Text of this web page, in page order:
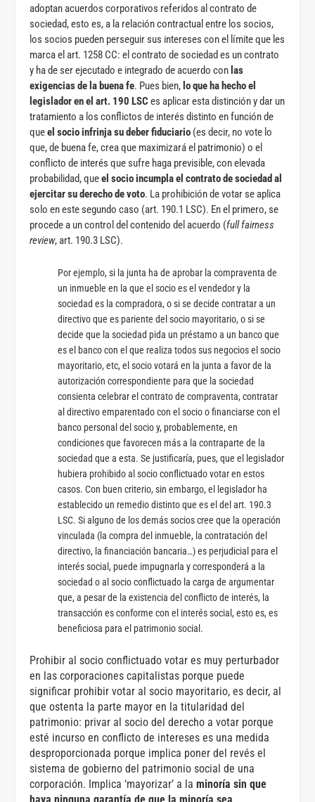
adoptan acuerdos corporativos referidos al contrato de
sociedad, esto es, a la relación contractual entre los socios,
los socios pueden perseguir sus intereses con el límite que les
marca el art. 1258 CC: el contrato de sociedad es un contrato
y ha de ser ejecutado e integrado de acuerdo con las
exigencias de la buena fe. Pues bien, lo que ha hecho el
legislador en el art. 190 LSCes aplicar esta distinción y dar un
tratamiento a los conflictos de interés distinto en función de
queel socio infrinja su deber fiduciario (es decir, no vote lo
que, de buena fe, crea que maximizará el patrimonio) o el
conflicto de interés que sufre haga previsible, con elevada
probabilidad, queel socio incumpla el contrato de sociedad al
ejercitar su derecho de voto. La prohibición de votar se aplica
solo en este segundo caso (art. 190.1 LSC). En el primero, se
procede a un control del contenido del acuerdo (full fairness
review, art. 190.3 LSC).
Por ejemplo, si la junta ha de aprobar la compraventa de
un inmueble en la que el socio es el vendedor y la
sociedad es la compradora, o si se decide contratar a un
directivo que es pariente del socio mayoritario, o si se
decide que la sociedad pida un préstamo a un banco que
es el banco con el que realiza todos sus negocios el socio
mayoritario, etc, el socio votará en la junta a favor de la
autorización correspondiente para que la sociedad
consienta celebrar el contrato de compraventa, contratar
al directivo emparentado con el socio o financiarse con el
banco personal del socio y, probablemente, en
condiciones que favorecen más a la contraparte de la
sociedad que a esta. Se justificaría, pues, que el legislador
hubiera prohibido al socio conflictuado votar en estos
casos. Con buen criterio, sin embargo, el legislador ha
establecido un remedio distinto que es el del art. 190.3
LSC. Si alguno de los demás socios cree que la operación
vinculada (la compra del inmueble, la contratación del
directivo, la financiación bancaria…) es perjudicial para el
interés social, puede impugnarla y corresponderá a la
sociedad o al socio conflictuado la carga de argumentar
que, a pesar de la existencia del conflicto de interés, la
transacción es conforme con el interés social, esto es, es
beneficiosa para el patrimonio social.
Prohibir al socio conflictuado votar es muy perturbador
en las corporaciones capitalistas porque puede
significar prohibir votar al socio mayoritario, es decir, al
que ostenta la parte mayor en la titularidad del
patrimonio: privar al socio del derecho a votar porque
esté incurso en conflicto de intereses es una medida
desproporcionada porque implica poner del revés el
sistema de gobierno del patrimonio social de una
corporación. Implica ‘mayorizar’ a laminoría sin que